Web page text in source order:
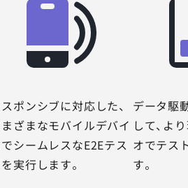
ポンシブに対応した、
ざまなモバイルデバイ
シームレスなE2Eテス
を実行します。
データ駆
して、よ
オでテス
す。